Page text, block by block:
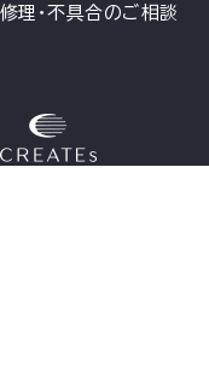
修理・不具合のご相談